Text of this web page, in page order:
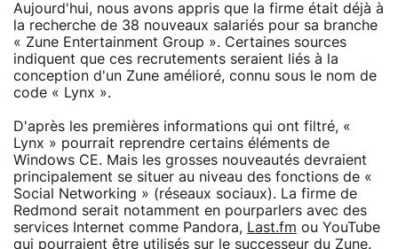
Aujourd'hui, nous avons appris que la firme était déjà à
la recherche de 38 nouveaux salariés pour sa branche
« Zune Entertainment Group ». Certaines sources
indiquent que ces recrutements seraient liés à la
conception d'un Zune amélioré, connu sous le nom de
code « Lynx ».
D'après les premières informations qui ont filtré, «
Lynx » pourrait reprendre certains éléments de
Windows CE. Mais les grosses nouveautés devraient
principalement se situer au niveau des fonctions de «
Social Networking » (réseaux sociaux). La firme de
Redmond serait notamment en pourparlers avec des
services Internet comme Pandora, Last.fm ou YouTube
qui pourraient être utilisés sur le successeur du Zune.